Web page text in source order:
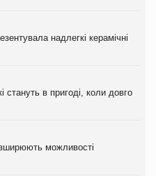
надлегкі керамічні
стануть в пригоді, коли довго
можливості